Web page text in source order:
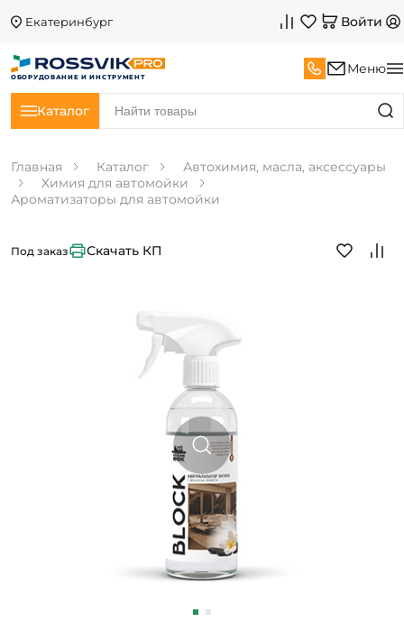
Екатеринбург Войти
ОБОРУДОВАНИЕ И ИНСТРУМЕНТ
Меню
Каталог
Главная Каталог
Автохимия, масла, аксессуары
Химия для автомойки
Ароматизаторы для автомойки
Под заказ Скачать КП